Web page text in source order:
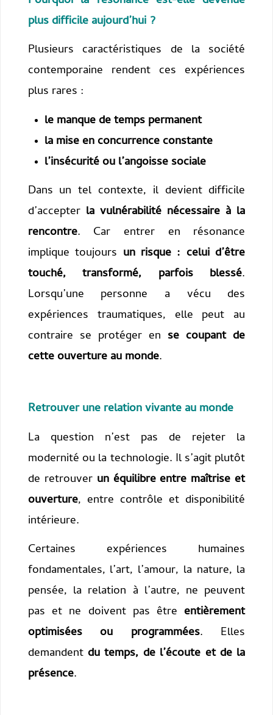
plus difficile aujourd’hui ?
Plusieurs caractéristiques de la société
contemporaine rendent ces expériences
plus rares :
le manque de temps permanent
la mise en concurrence constante
l’insécurité ou l’angoisse sociale
Dans un tel contexte, il devient difficile
d’accepter la vulnérabilité nécessaire à la
rencontre. Car entrer en résonance
implique toujours un risque : celui d’être
touché, transformé, parfois blessé.
Lorsqu’une personne a vécu des
expériences traumatiques, elle peut au
contraire se protéger en se coupant de
cette ouverture au monde.
Retrouver une relation vivante au monde
La question n’est pas de rejeter la
modernité ou la technologie. Il s’agit plutôt
de retrouver un équilibre entre maîtrise et
ouverture, entre contrôle et disponibilité
intérieure.
Certaines expériences humaines
fondamentales, l’art, l’amour, la nature, la
pensée, la relation à l’autre, ne peuvent
pas et ne doivent pas être entièrement
optimisées ou programmées. Elles
demandent du temps, de l’écoute et de la
présence.